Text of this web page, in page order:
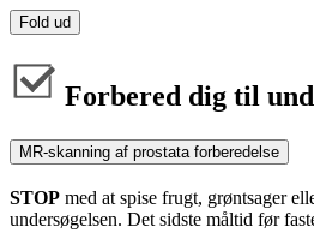
Fold ud
Forbered dig til
MR-skanning af prostata forberedelse
STOP med at spise frugt, grøntsager
undersøgelsen. Det sidste måltid før